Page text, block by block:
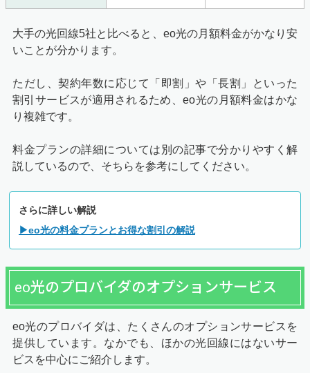
大手の光回線5社と比べると、eo光の月額料金がかなり安
いことが分かります。
ただし、契約年数に応じて「即割」や「長割」といった
割引サービスが適用されるため、eo光の月額料金はかな
り複雑です。
料金プランの詳細については別の記事で分かりやすく解
説しているので、そちらを参考にしてください。
さらに詳しい解説
▶eo光の料金プランとお得な割引の解説
eo光のプロバイダのオプションサービス
eo光のプロバイダは、たくさんのオプションサービスを
提供しています。なかでも、ほかの光回線にはないサー
ビスを中心にご紹介します。